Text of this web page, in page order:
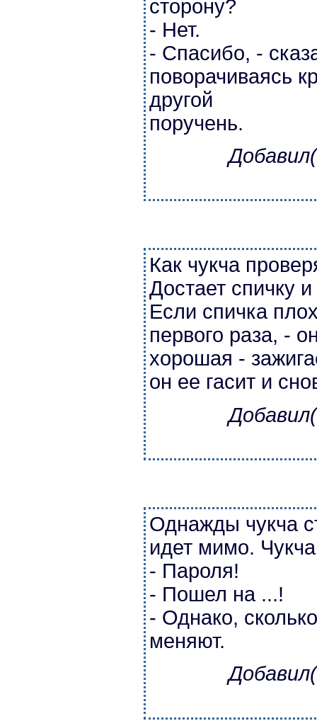
сторону?
- Нет.
- Спасибо, -
поворачиваясь
другой
поручень.
Как чукча
Достает спичку
Если спичка
первого раза, -
хорошая -
он ее гасит и
Однажды чукча
идет мимо.
- Пароля!
- Пошел на ...!
- Однако,
меняют.